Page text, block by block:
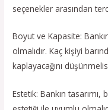
seçenekler arasından
Boyut ve Kapasite:
olmalıdır. Kaç kişiyi
kaplayacağını
Estetik: Bankın tasarımı,